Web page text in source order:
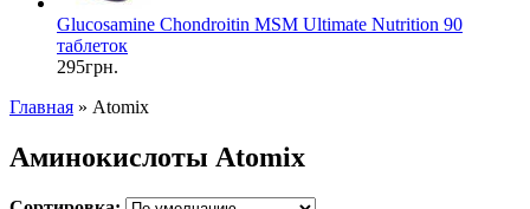
Glucosamine Chondroitin MSM Ultimate Nutrition 90
таблеток
295грн.
Главная » Atomix
Аминокислоты Atomix